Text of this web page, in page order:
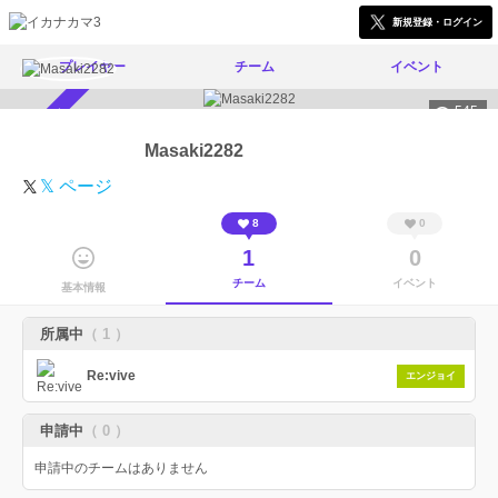
新規登録・ログイン
プレイヤー チーム イベント
545
Masaki2282
𝕏 ページ
基本情報
8
1
チーム
0
0
イベント
所属中 （ 1 ）
Re:vive エンジョイ
申請中 （ 0 ）
申請中のチームはありません